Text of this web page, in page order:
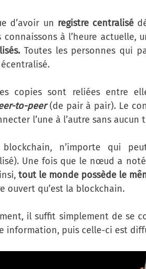
d’avoir un registre centralisé
connaissons à l’heure actuelle,
Toutes les personnes qui
copies sont reliées entre
to-peer(de pair à pair). Le
l’une à l’autre sans aucun
n’importe qui
Une fois que le nœud a
tout le monde possède le
ouvert qu’est la blockchain.
il suffit simplement de se
information, puis celle-ci est